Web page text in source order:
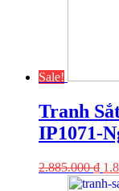
Sale!
Tranh
IP1071-
2.885.000₫